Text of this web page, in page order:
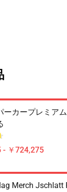
ーカープレミア
- ￥724,275
Merch Jschlatt